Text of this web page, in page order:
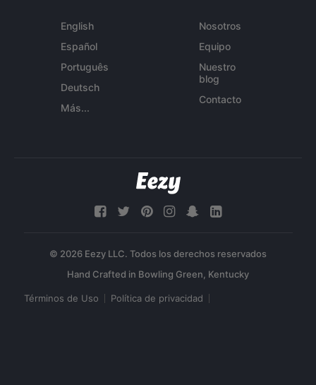
English
Español
Português
Deutsch
Más...
Nosotros
Equipo
Nuestro
blog
Contacto
© 2026 Eezy LLC. Todos los derechos reservados
Términos de Uso Política de privacidad